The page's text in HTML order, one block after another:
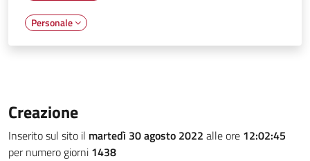
Personale
Creazione
Inserito sul sito il martedì 30 agosto 2022 alle ore 12:02:45
per numero giorni 1438